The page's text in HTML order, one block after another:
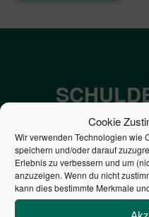
Cookie
Wir verwenden Technologien wie
speichern und/oder darauf
Erlebnis zu verbessern und um
anzuzeigen. Wenn du nicht
kann dies bestimmte Merkmale